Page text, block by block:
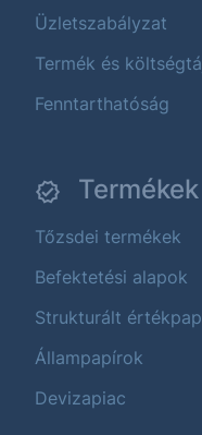
Üzletszabályzat
Termék és
Fenntarthatóság
Termékek
Tőzsdei termékek
Befektetési alapok
Strukturált
Állampapírok
Devizapiac